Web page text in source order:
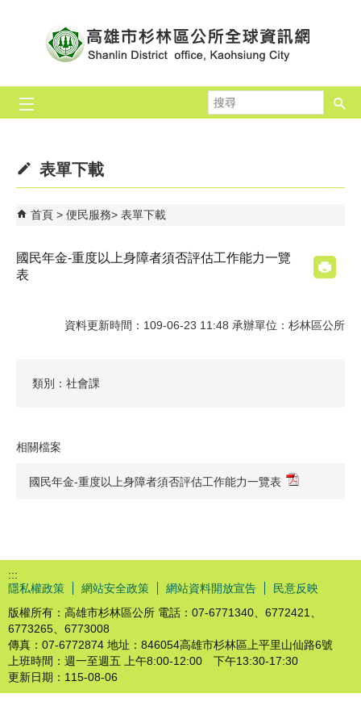
尋
表單下載
首頁 便民服務 表單下載
國民年金-重度以上身障者須否評估工作能力一覽
表
資料更新時間：109-06-23 11:48 承辦單位：杉林區公所
類別：社會課
相關檔案
國民年金-重度以上身障者須否評估工作能力一覽表
:::
隱私權政策
網站安全政策 網站資料開放宣告
民意反映
版權所有：高雄市杉林區公所 電話：07-6771340、6772421、
6773265、6773008
傳真：07-6772874 地址：846054高雄市杉林區上平里山仙路6號
上班時間：週一至週五 上午8:00-12:00 下午13:30-17:30
更新日期： 115-08-06